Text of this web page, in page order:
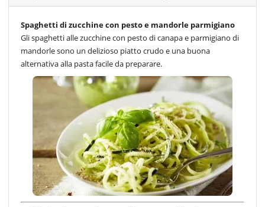
Spaghetti di zucchine con pesto e mandorle parmigiano
Gli spaghetti alle zucchine con pesto di canapa e parmigiano di
mandorle sono un delizioso piatto crudo e una buona
alternativa alla pasta facile da preparare.